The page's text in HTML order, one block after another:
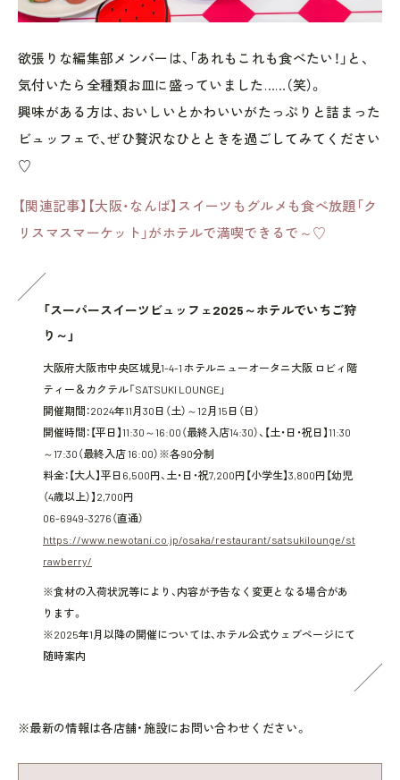
欲張りな編集部メンバーは、「あれもこれも食べたい！」と、
気付いたら全種類お皿に盛っていました……（笑）。
興味がある方は、おいしいとかわいいがたっぷりと詰まった
ビュッフェで、ぜひ贅沢なひとときを過ごしてみてください
♡
【関連記事】【大阪・なんば】スイーツもグルメも食べ放題「ク
リスマスマーケット」がホテルで満喫できるで～♡
「スーパースイーツビュッフェ2025～ホテルでいちご狩
り～」
大阪府大阪市中央区城見1-4-1 ホテルニューオータニ大阪 ロビィ階
ティー＆カクテル「SATSUKI LOUNGE」
開催期間：2024年11月30日（土）～12月15日（日）
開催時間：【平日】11:30～16:00（最終入店14:30）、【土・日・祝日】11:30
～17:30（最終入店 16:00）※各90分制
料金：【大人】平日6,500円、土・日・祝7,200円【小学生】3,800円【幼児
（4歳以上）】2,700円
06-6949-3276（直通）
https://www.newotani.co.jp/osaka/restaurant/satsukilounge/st
rawberry/
※食材の入荷状況等により、内容が予告なく変更となる場合があ
ります。
※2025年1月以降の開催については、ホテル公式ウェブページにて
随時案内
※最新の情報は各店舗・施設にお問い合わせください。